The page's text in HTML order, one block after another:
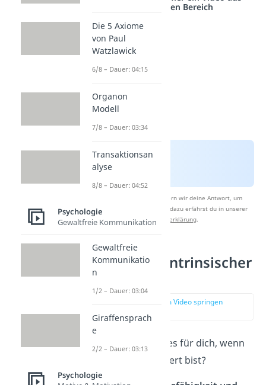
einem anderen Bereich
Nach Beantwortung speichern wir deine Antwort, um
Studyflix zu verbessern. Mehr dazu erfährst du in unserer
Datenschutzerklärung.
Vorteile von intrinsischer
Motivation
zur Stelle im Video springen
Welche Vorteile hat es für dich, wenn
du intrinsisch motiviert bist?
Die 5 Axiome
von Paul
Watzlawick
6/8 – Dauer: 04:15
Organon
Modell
7/8 – Dauer: 03:34
Transaktionsan
alyse
8/8 – Dauer: 04:52
Psychologie
Gewaltfreie Kommunikation
Gewaltfreie
Kommunikatio
n
1/2 – Dauer: 03:04
Giraffensprach
e
2/2 – Dauer: 03:13
Psychologie